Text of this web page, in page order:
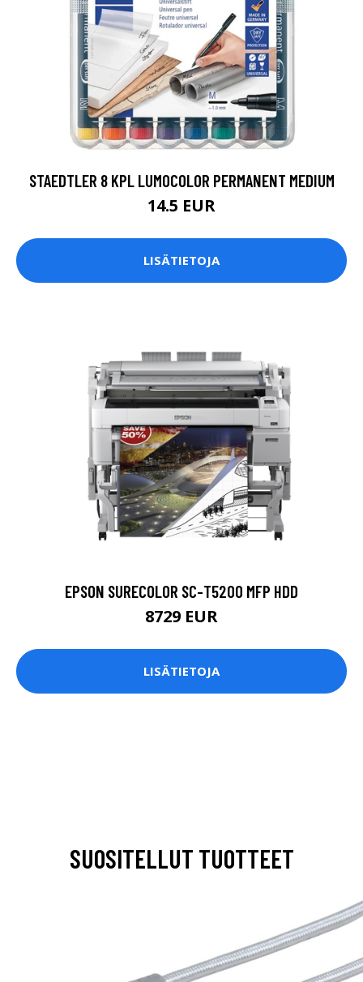
STAEDTLER 8 KPL LUMOCOLOR PERMANENT MEDIUM
14.5 EUR
LISÄTIETOJA
EPSON SURECOLOR SC-T5200 MFP HDD
8729 EUR
LISÄTIETOJA
SUOSITELLUT TUOTTEET